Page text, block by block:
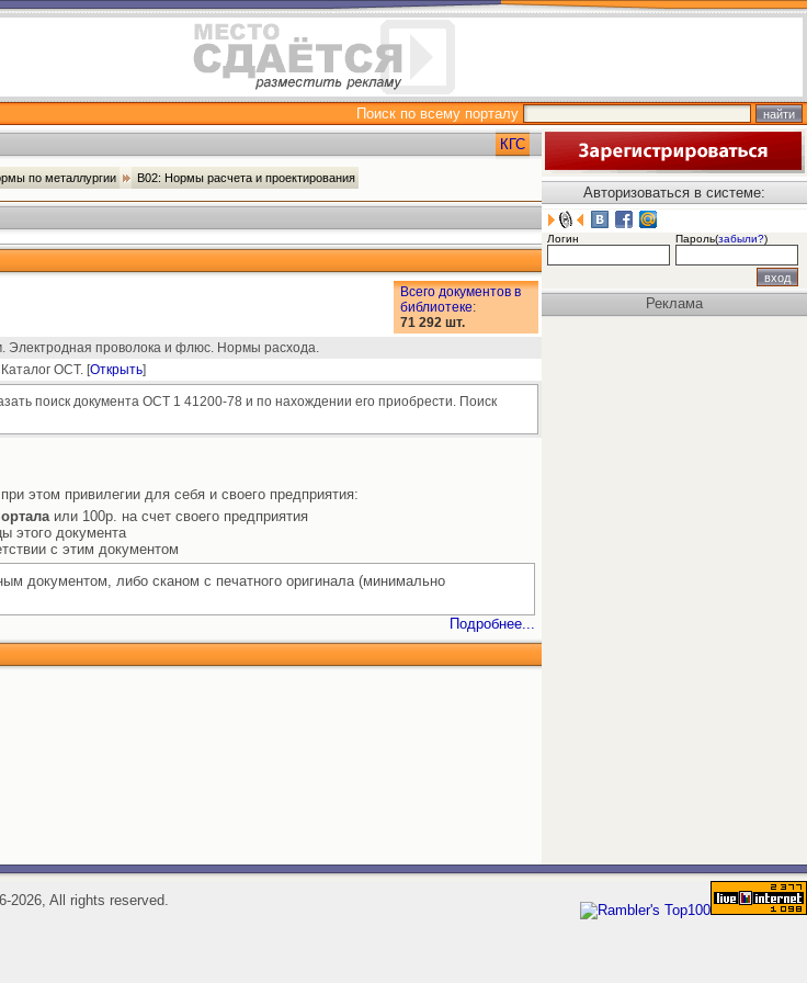
Поиск по всему порталу
КГС
по металлургии В02: Нормы расчета и проектирования
Всего документов в
библиотеке:
71 292 шт.
Электродная проволока и флюс. Нормы расхода.
ОСТ. [Открыть]
поиск документа ОСТ 1 41200-78 и по нахождении его приобрести. Поиск
этом привилегии для себя и своего предприятия:
или 100р. на счет своего предприятия
этого документа
с этим документом
документом, либо сканом с печатного оригинала (минимально
Подробнее...
Авторизоваться в системе:
Логин Пароль(забыли?)
Реклама
2026, All rights reserved.